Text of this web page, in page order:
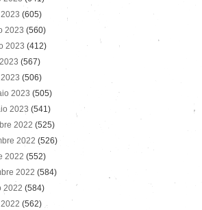
(605)
2023 (560)
2023 (412)
(567)
(506)
2023 (505)
2023 (541)
2022 (525)
2022 (526)
2022 (552)
2022 (584)
2022 (584)
(562)